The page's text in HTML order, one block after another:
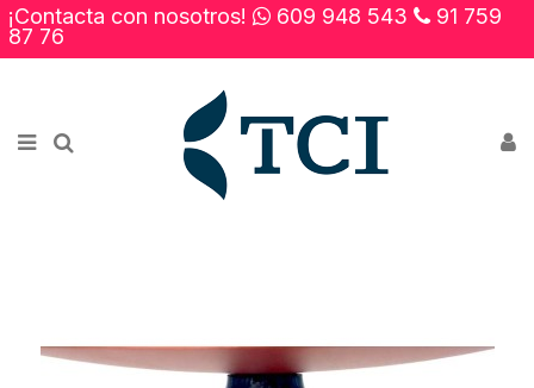
¡Contacta con nosotros! 609 948 543
91 759
87 76
×
Rebajas